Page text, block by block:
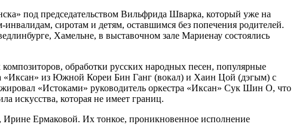
под председательством Вильфрида Шварка, который уже на
сиротам и детям, оставшимся без попечения родителей.
Хамельне, в выставочном зале Мариенау состоялись
обработки русских народных песен, популярные
«Иксан» из Южной Кореи Бин Ганг (вокал) и Хаин Цой (дэгым) с
«Истоками» руководитель оркестра «Иксан» Сук Шин О, что
искусства, которая не имеет границ.
Ермаковой. Их тонкое, проникновенное исполнение